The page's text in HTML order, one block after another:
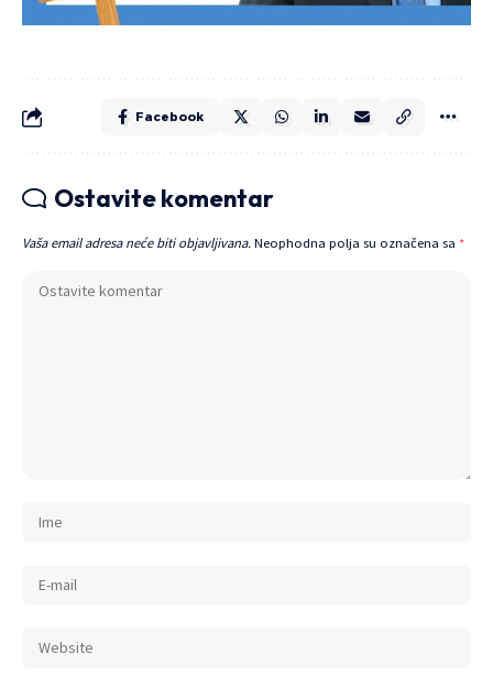
Facebook
Ostavite komentar
Vaša email adresa neće biti objavljivana. Neophodna polja su označena sa *